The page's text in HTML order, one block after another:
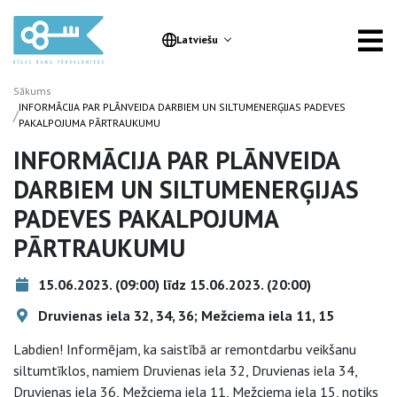
Latviešu
Sākums
/INFORMĀCIJA PAR PLĀNVEIDA DARBIEM UN SILTUMENERĢIJAS PADEVES
PAKALPOJUMA PĀRTRAUKUMU
INFORMĀCIJA PAR PLĀNVEIDA
DARBIEM UN SILTUMENERĢIJAS
PADEVES PAKALPOJUMA
PĀRTRAUKUMU
15.06.2023. (09:00) līdz 15.06.2023. (20:00)
Druvienas iela 32, 34, 36; Mežciema iela 11, 15
Labdien! Informējam, ka saistībā ar remontdarbu veikšanu
siltumtīklos, namiem Druvienas iela 32, Druvienas iela 34,
Druvienas iela 36, Mežciema iela 11, Mežciema iela 15, notiks